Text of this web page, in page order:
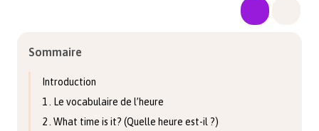
Sommaire
Introduction
1 . Le vocabulaire de l’heure
2 . What time is it? (Quelle heure est-il ?)